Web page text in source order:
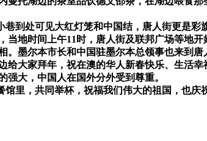
到处可见大红灯笼和中国结，唐人街更是彩
当地时间上午11 时，唐人街及联邦广场等地
墨尔本市长和中国驻墨尔本总领事也来到
给大家拜年，祝在澳的华人新春快乐、生活
大，中国人在国外分外受到尊重。
里，共同举杯，祝福我们伟大的祖国，也庆